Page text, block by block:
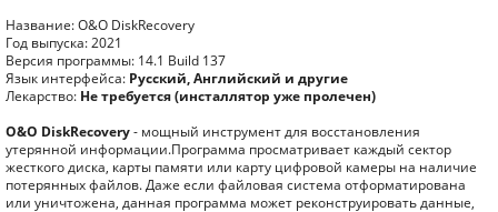
Название: O&O DiskRecovery
Год выпуска: 2021
Версия программы: 14.1 Build 137
Язык интерфейса: Русский, Английский и другие
Лекарство: Не требуется (инсталлятор уже пролечен)
O&O DiskRecovery- мощный инструмент для восстановления
утерянной информации.Программа просматривает каждый сектор
жесткого диска, карты памяти или карту цифровой камеры на наличие
потерянных файлов. Даже если файловая система отформатирована
или уничтожена, данная программа может реконструировать данные,